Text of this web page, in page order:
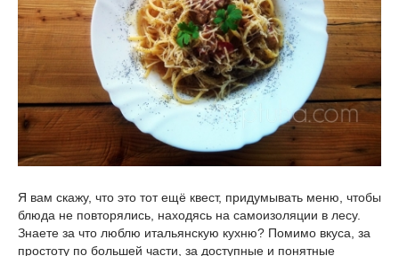
Я вам скажу, что это тот ещё квест, придумывать меню, чтобы
блюда не повторялись, находясь на самоизоляции в лесу.
Знаете за что люблю итальянскую кухню? Помимо вкуса, за
простоту по большей части, за доступные и понятные